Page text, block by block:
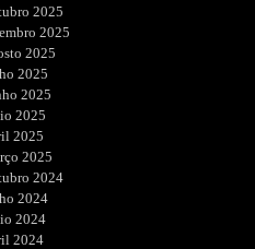
2025
2025
2025
2025
2025
2025
2025
2025
2024
2024
2024
2024